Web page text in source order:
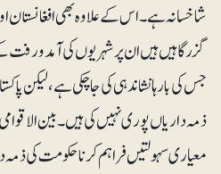
شاخسانہ ہے۔ اس کے علاوہ بھی افغانستان
گزرگاہیں ہیں ان پر شہریوں کی
جس کی بارہا نشاندہی کی جاچکی ہے، لیکن
ذمہ داریاں پوری نہیں کی ہیں۔ بین
معیاری سہولتیں فراہم کرنا حکومت کی